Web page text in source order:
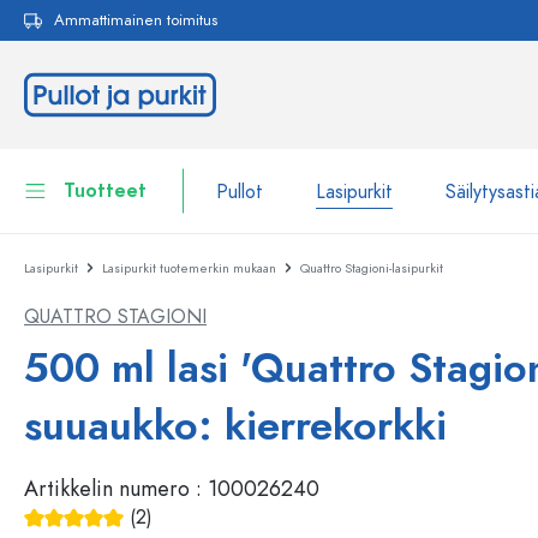
Siirry päänavigointiin
Ammattimainen toimitus
Tuotteet Pullot Lasipurkit
Pullot
Säilytysastiat
Astiat
Kosmetiikka-astiat
Näytä kaikki Pullot
WECK-Lasipullot
Lasipurkit Lasipurkit tuotemerkin mukaan Quattro Stagioni-lasipurkit
QUATTRO STAGIONI
500 ml lasi 'Quattro
suuaukko: kierrekorkki
Artikkelin numero : 100026240
(2)